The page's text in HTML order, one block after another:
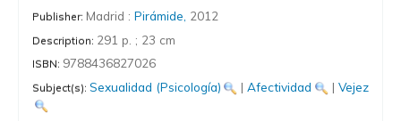
Publisher: Madrid : Pirámide, 2012
Description: 291 p. ; 23 cm
ISBN: 9788436827026
Subject(s): Sexualidad (Psicología) |Afectividad | Vejez